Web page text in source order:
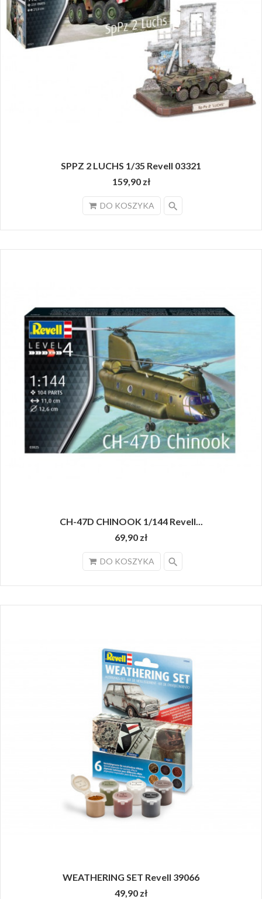
SPPZ 2 LUCHS 1/35 Revell 03321
159,90 zł
DO KOSZYKA search
CH-47D CHINOOK 1/144 Revell...
69,90 zł
DO KOSZYKA search
WEATHERING SET Revell 39066
49,90 zł